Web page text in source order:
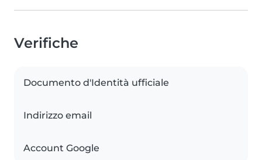
Verifiche
Documento d'Identità ufficiale
Indirizzo email
Account Google